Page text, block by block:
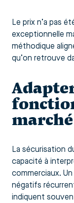
Le prix n’a pas
exceptionnelle
méthodique
qu’on retrouve
marché
La sécurisation
capacité à
commerciaux.
négatifs
indiquent